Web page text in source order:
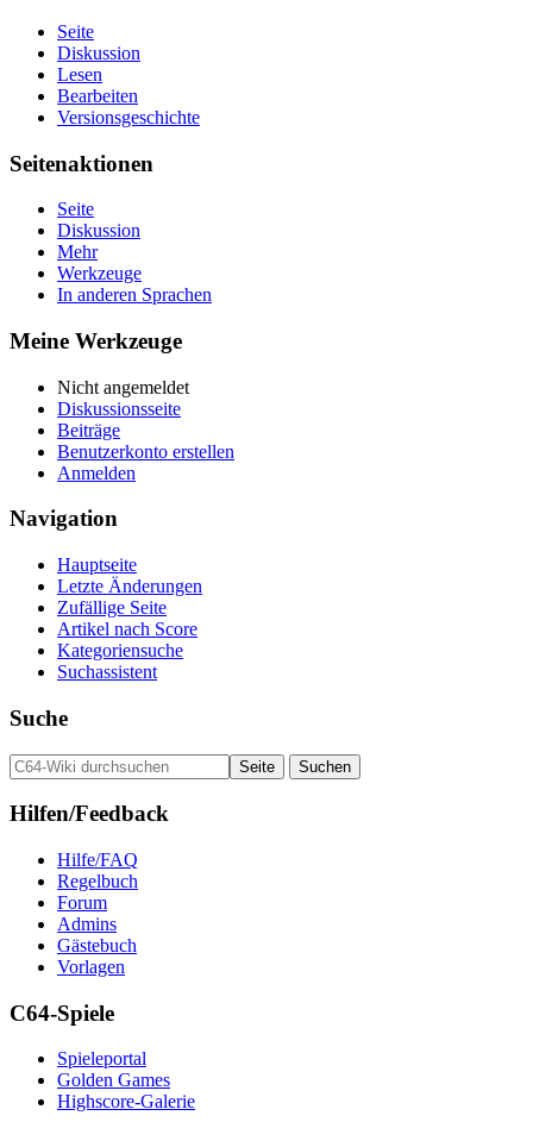
Seite
Diskussion
Lesen
Bearbeiten
Versionsgeschichte
Seitenaktionen
Seite
Diskussion
Mehr
Werkzeuge
In anderen Sprachen
Meine Werkzeuge
Nicht angemeldet
Diskussionsseite
Beiträge
Benutzerkonto erstellen
Anmelden
Navigation
Hauptseite
Letzte Änderungen
Zufällige Seite
Artikel nach Score
Kategoriensuche
Suchassistent
Suche
Hilfen/Feedback
Hilfe/FAQ
Regelbuch
Forum
Admins
Gästebuch
Vorlagen
C64-Spiele
Spieleportal
Golden Games
Highscore-Galerie